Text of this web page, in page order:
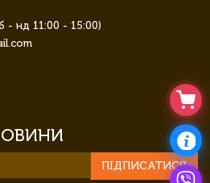
- нд 11:00 - 15:00)
ПІДПИСАТИСЯ